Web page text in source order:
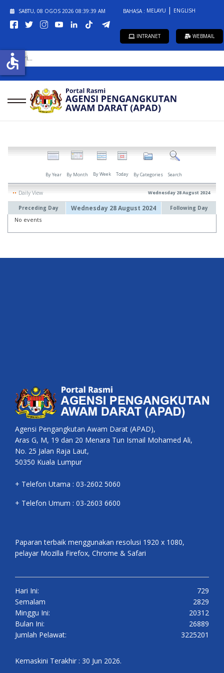
SABTU, 08 OGOS 2026 08:39:39 AM BAHASA : MELAYU ENGLISH
INTRANET WEBMAIL
CARI...
By Year By Month By Week Today By Categories Search
Daily View Wednesday 28 August 2024
Preceding Day Wednesday 28 August 2024 Following Day
No events
Agensi Pengangkutan Awam Darat (APAD),
Aras G, M, 19 dan 20 Menara Tun Ismail Mohamed Ali,
No. 25 Jalan Raja Laut,
50350 Kuala Lumpur
+ Telefon Utama : 03-2602 5060
+ Telefon Umum : 03-2603 6600
Paparan terbaik menggunakan resolusi 1920 x 1080,
pelayar Mozilla Firefox, Chrome & Safari
Hari Ini:
729
Semalam
2829
Minggu Ini:
20312
Bulan Ini:
26889
Jumlah Pelawat:
3225201
Kemaskini Terakhir : 30 Jun 2026.
accessible